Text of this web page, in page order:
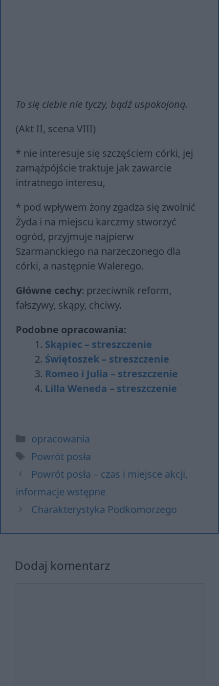
To się ciebie nie tyczy, bądź uspokojoną.
(Akt II, scena VIII)
* nie interesuje się szczęściem córki, jej
zamążpójście traktuje jak zawarcie
intratnego interesu,
* pod wpływem żony zgadza się zwolnić
Żyda i na miejscu karczmy stworzyć
ogród, przyjmuje najpierw
Szarmanckiego na narzeczonego dla
córki, a następnie Walerego.
Główne cechy: przeciwnik reform,
fałszywy, skąpy, chciwy.
Podobne opracowania:
Skąpiec – streszczenie
Świętoszek – streszczenie
Romeo i Julia – streszczenie
Lilla Weneda – streszczenie
Kategorie
opracowania
Tagi
Powrót posła
Powrót posła – czas i miejsce akcji,
informacje wstępne
Charakterystyka Podkomorzego
Dodaj komentarz